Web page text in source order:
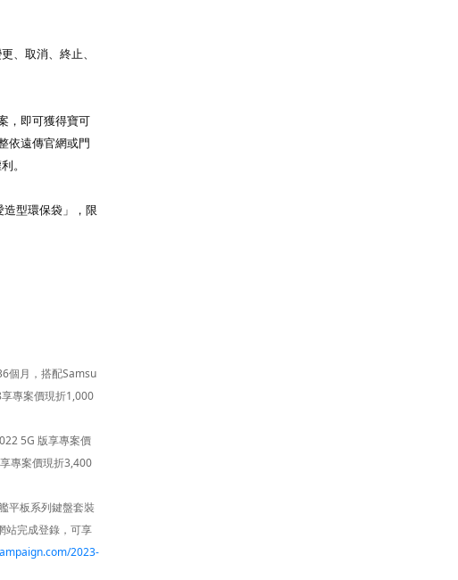
、取消、終止、
，即可獲得寶可
依遠傳官網或門
。
型環保袋」，限
個月，搭配Samsu
專案價現折1,000
5G 版享專案價
專案價現折3,400
平板系列鍵盤套裝
站完成登錄，可享
2023-